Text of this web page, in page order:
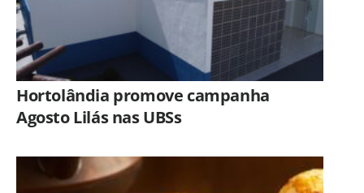
Hortolândia promove campanha
Agosto Lilás nas UBSs